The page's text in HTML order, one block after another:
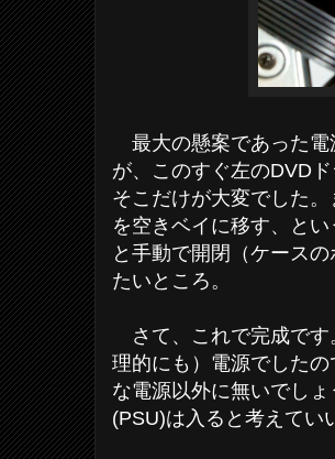
最大の懸案であった電
が、このすぐ左のDVD
そこだけが大変でした
を空きベイに移す、と
と手動で開閉（ケース
たいところ。
さて、これで完成です
理的にも）電源でした
な電源以外に無いでし
(PSU)は入ると考えてい